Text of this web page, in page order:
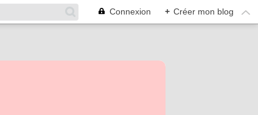
Connexion + Créer mon blog